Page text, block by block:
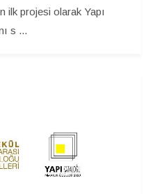
ilk projesi olarak Yapı
s ...